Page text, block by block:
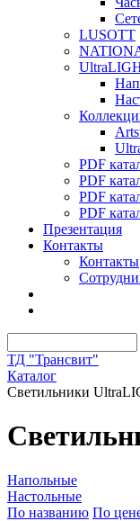
LUSOTT
PDF
PDF
PDF
PDF
Презентация
Контакты
Контакты
ТД "Трансвит"
Каталог
Светильники
Напольные
Настольные
По названию По